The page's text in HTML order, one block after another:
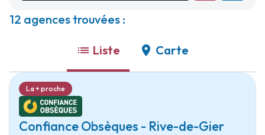
12 agences trouvées :
Liste Carte
Confiance Obsèques - Rive-de-Gier
La + proche